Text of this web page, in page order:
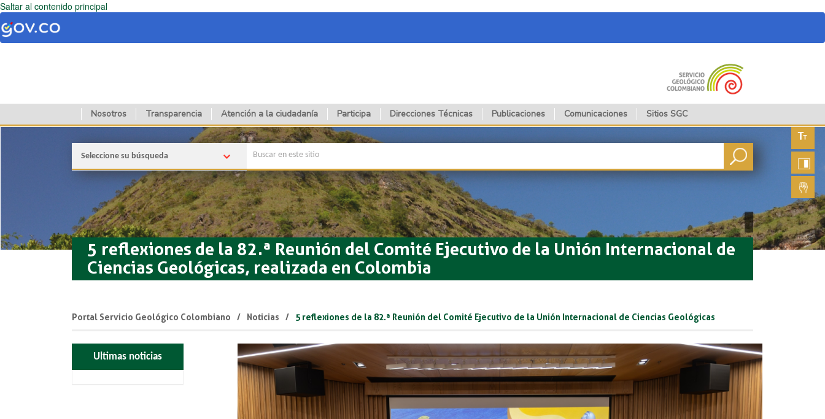
Saltar al contenido principal
Nosotros Transparencia Atención a la ciudadanía Participa Direcciones Técnicas Publicaciones Comunicaciones Sitios SGC
fuente
Lengua
de
Seleccione su búsqueda
5 reflexiones de la 82.ª Reunión del Comité Ejecutivo de la Unión Internacional de
Ciencias Geológicas, realizada en Colombia
Portal Servicio Geológico Colombiano Noticias 5 reflexiones de la 82.ª Reunión del Comité Ejecutivo de la Unión Internacional de Ciencias Geológicas
Ultimas noticias